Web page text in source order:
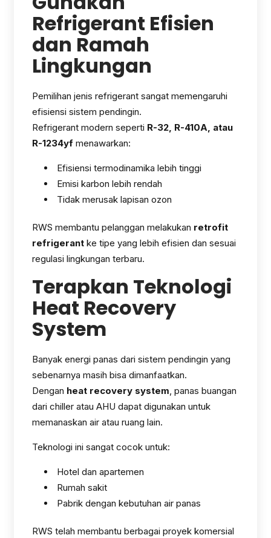
Refrigerant Efisien
dan Ramah
Lingkungan
Pemilihan jenis refrigerant sangat memengaruhi
efisiensi sistem pendingin.
Refrigerant modern seperti R-32, R-410A, atau
R-1234yf menawarkan:
Efisiensi termodinamika lebih tinggi
Emisi karbon lebih rendah
Tidak merusak lapisan ozon
RWS membantu pelanggan melakukan retrofit
refrigerant ke tipe yang lebih efisien dan sesuai
regulasi lingkungan terbaru.
Terapkan Teknologi
Heat Recovery
System
Banyak energi panas dari sistem pendingin yang
sebenarnya masih bisa dimanfaatkan.
Dengan heat recovery system , panas buangan
dari chiller atau AHU dapat digunakan untuk
memanaskan air atau ruang lain.
Teknologi ini sangat cocok untuk:
Hotel dan apartemen
Rumah sakit
Pabrik dengan kebutuhan air panas
RWS telah membantu berbagai proyek komersial